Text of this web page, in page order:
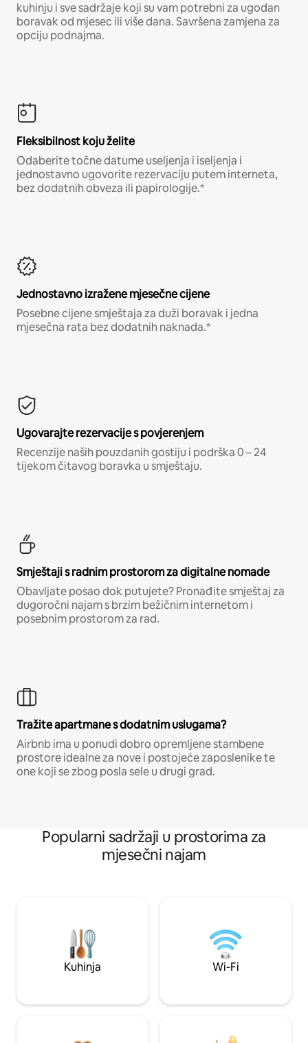
kuhinju i sve sadržaje koji su vam potrebni za ugodan
boravak od mjesec ili više dana. Savršena zamjena za
opciju podnajma.
Fleksibilnost koju želite
Odaberite točne datume useljenja i iseljenja i
jednostavno ugovorite rezervaciju putem interneta,
bez dodatnih obveza ili papirologije.*
Jednostavno izražene mjesečne cijene
Posebne cijene smještaja za duži boravak i jedna
mjesečna rata bez dodatnih naknada.*
Ugovarajte rezervacije s povjerenjem
Recenzije naših pouzdanih gostiju i podrška 0 – 24
tijekom čitavog boravka u smještaju.
Smještaji s radnim prostorom za digitalne nomade
Obavljate posao dok putujete? Pronađite smještaj za
dugoročni najam s brzim bežičnim internetom i
posebnim prostorom za rad.
Tražite apartmane s dodatnim uslugama?
Airbnb ima u ponudi dobro opremljene stambene
prostore idealne za nove i postojeće zaposlenike te
one koji se zbog posla sele u drugi grad.
Popularni sadržaji u prostorima za
mjesečni najam
Kuhinja Wi-Fi